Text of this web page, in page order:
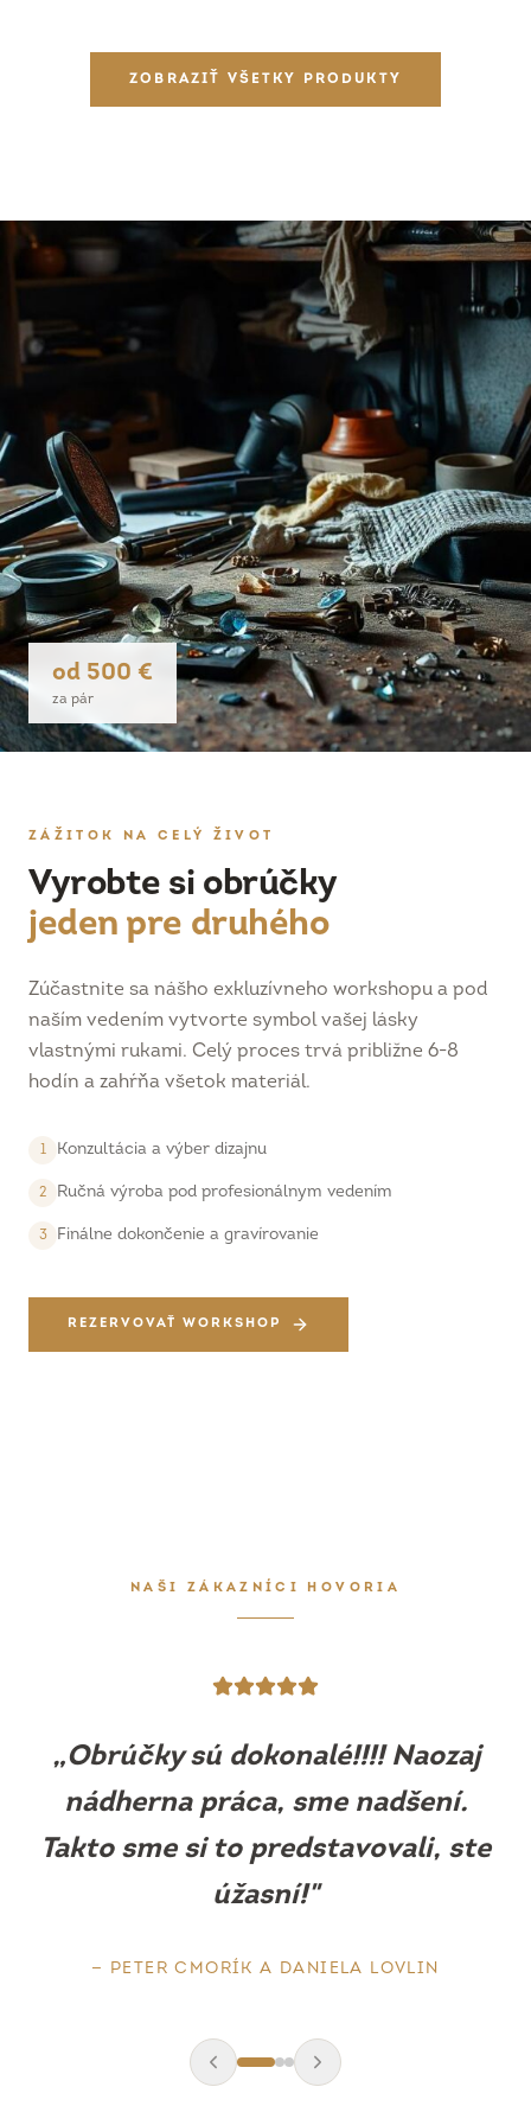
ZOBRAZIŤ VŠETKY PRODUKTY
od 500 €
za pár
ZÁŽITOK NA CELÝ ŽIVOT
Vyrobte si obrúčky
jeden pre druhého
Zúčastnite sa nášho exkluzívneho workshopu a pod
naším vedením vytvorte symbol vašej lásky
vlastnými rukami. Celý proces trvá približne 6-8
hodín a zahŕňa všetok materiál.
1 Konzultácia a výber dizajnu
2 Ručná výroba pod profesionálnym vedením
3 Finálne dokončenie a gravírovanie
REZERVOVAŤ WORKSHOP
NAŠI ZÁKAZNÍCI HOVORIA
Obrúčky sú prekrásne, sedia ako
uliate. Máme z nich obrovskú
radosť.
—BARBORA MLEJOVÁ